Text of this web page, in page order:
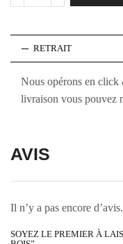
RETRAIT
Nous opérons en click
livraison vous pouvez
AVIS
Il n’y a pas encore d’avis.
SOYEZ LE PREMIER À